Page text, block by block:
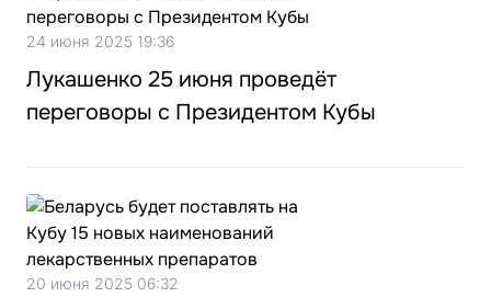
24 июня 2025 19:36
Лукашенко 25 июня проведёт
переговоры с Президентом Кубы
20 июня 2025 06:32